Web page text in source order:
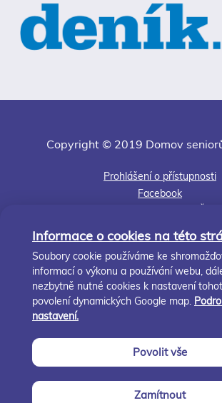
Informace o cookies na této
Soubory cookie používáme ke
informací o výkonu a používání webu,
nezbytně nutné cookies k nastavení
povolení dynamických Google map.
nastavení.
Povolit vše
Zamítnout
Copyright © 2019 Domov
Prohlášení o přístupnosti
Facebook
Kudy k nám
Středočeský kraj
Nastavení cookies
Zásady cookies
info@ds-benesov.cz
+420 317 728 388; +420 323